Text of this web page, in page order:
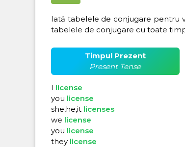
Iată tabelele de conjugare pentru
tabelele de conjugare cu toate
Timpul Prezent
Present Tense
I license
you license
she,he,it licenses
we license
you license
they license